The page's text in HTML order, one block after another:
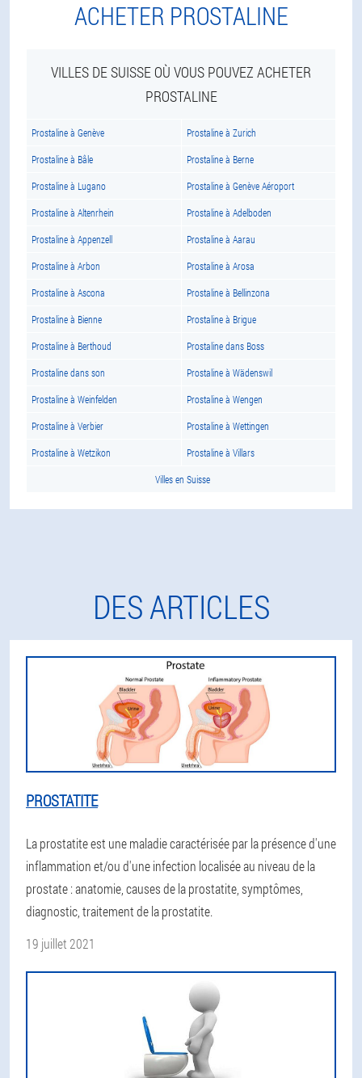
ACHETER PROSTALINE
VILLES DE SUISSE OÙ VOUS POUVEZ ACHETER
PROSTALINE
Prostaline à Genève Prostaline à Zurich
Prostaline à Bâle Prostaline à Berne
Prostaline à Lugano Prostaline à Genève Aéroport
Prostaline à Altenrhein Prostaline à Adelboden
Prostaline à Appenzell Prostaline à Aarau
Prostaline à Arbon Prostaline à Arosa
Prostaline à Ascona Prostaline à Bellinzona
Prostaline à Bienne Prostaline à Brigue
Prostaline à Berthoud Prostaline dans Boss
Prostaline dans son Prostaline à Wädenswil
Prostaline à Weinfelden Prostaline à Wengen
Prostaline à Verbier Prostaline à Wettingen
Prostaline à Wetzikon Prostaline à Villars
Villes en Suisse
DES ARTICLES
PROSTATITE
La prostatite est une maladie caractérisée par la présence d'une
inflammation et/ou d'une infection localisée au niveau de la
prostate : anatomie, causes de la prostatite, symptômes,
diagnostic, traitement de la prostatite.
19 juillet 2021